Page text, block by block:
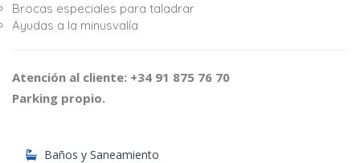
Brocas especiales para taladrar
Ayudas a la minusvalía
Atención al cliente: +34 91 875 76 70
Parking propio.
Baños y Saneamiento